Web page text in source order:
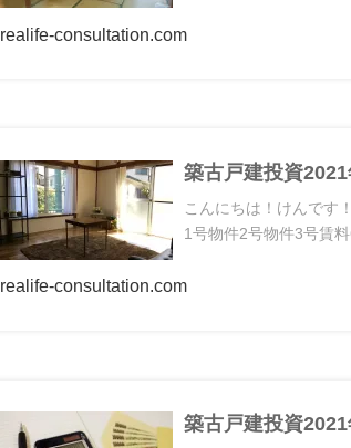
realife-consultation.com
築古戸建投資
こんにちは！けんです
1号物件2号物件3号賃料
realife-consultation.com
築古戸建投資